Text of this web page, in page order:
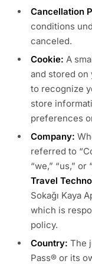
Cancellation
conditions
canceled.
Cookie: A
and stored on
to recognize
store
preferences
Company:
referred to
“we,” “us,” or
Travel
Sokağı Kaya
which is
policy.
Country: The
Pass® or its